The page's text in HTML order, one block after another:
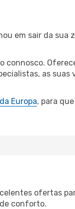
em sair da sua
connosco.
as suas
Europa, para
ofertas
conforto.